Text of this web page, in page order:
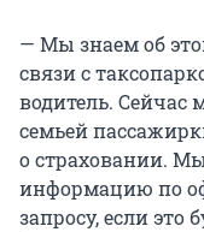
— Мы знаем об
связи с
водитель. Сейчас
семьей
о страховании.
информацию по
запросу, если это